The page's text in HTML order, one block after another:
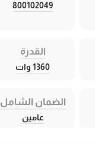
800102049
القدرة
1360 وات
الضمان الشامل
عامين